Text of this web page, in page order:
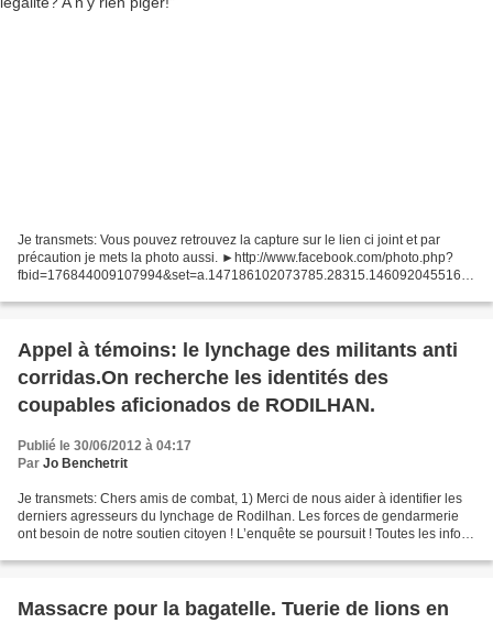
Je transmets: Vous pouvez retrouvez la capture sur le lien ci joint et par
précaution je mets la photo aussi. ►http://www.facebook.com/photo.php?
fbid=176844009107994&set=a.147186102073785.28315.1460920455165
Appel à témoins: le lynchage des militants anti
corridas.On recherche les identités des
coupables aficionados de RODILHAN.
Publié le 30/06/2012 à 04:17
Par Jo Benchetrit
Je transmets: Chers amis de combat, 1) Merci de nous aider à identifier les
derniers agresseurs du lynchage de Rodilhan. Les forces de gendarmerie
ont besoin de notre soutien citoyen ! L’enquête se poursuit ! Toutes les infos
Massacre pour la bagatelle. Tuerie de lions en